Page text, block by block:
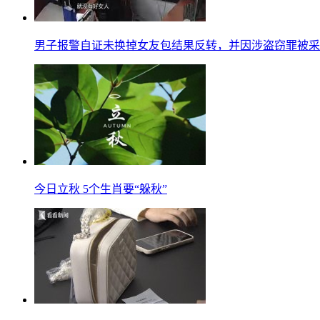
男子报警自证未换掉女友包结果反转，并因涉盗窃罪被
今日立秋 5个生肖要“躲秋”